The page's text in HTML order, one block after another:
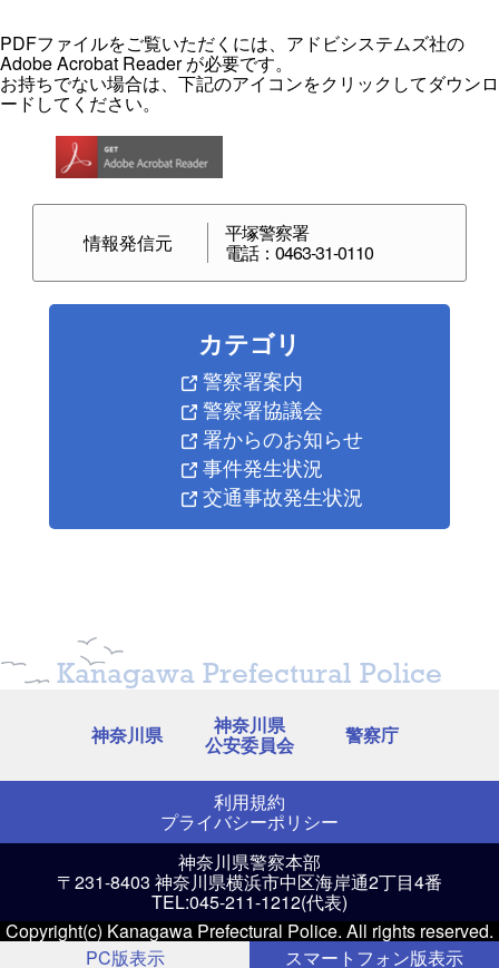
PDFファイルをご覧いただくには、アドビシステムズ社の
Adobe Acrobat Reader が必要です。
お持ちでない場合は、下記のアイコンをクリックしてダウンロ
ードしてください。
情報発信元 平塚警察署
電話：0463-31-0110
カテゴリ
警察署案内
警察署協議会
署からのお知らせ
事件発生状況
交通事故発生状況
Kanagawa Prefectural Police
神奈川県 神奈川県
公安委員会 警察庁
利用規約
プライバシーポリシー
神奈川県警察本部
〒231-8403 神奈川県横浜市中区海岸通2丁目4番
TEL:045-211-1212(代表)
Copyright(c) Kanagawa Prefectural Police. All rights reserved.
PC版表示
スマートフォン版表示